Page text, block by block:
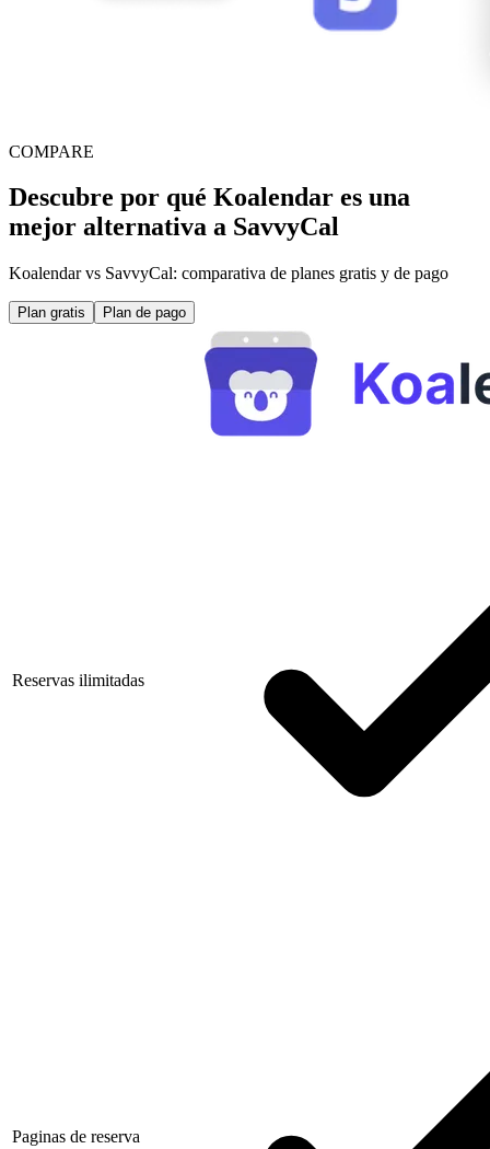
COMPARE
Descubre por qué Koalendar es una
mejor alternativa a SavvyCal
Koalendar vs SavvyCal: comparativa de planes gratis y de pago
Plan gratis Plan de pago
Reservas ilimitadas
Paginas de reserva